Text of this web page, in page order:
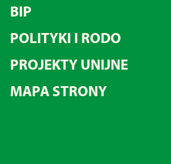
BIP
POLITYKI I RODO
PROJEKTY UNIJNE
MAPA STRONY